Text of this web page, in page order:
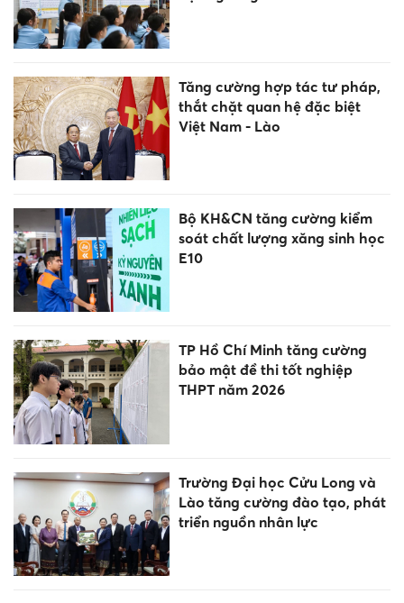
Tăng cường hợp tác tư pháp,
thắt chặt quan hệ đặc biệt
Việt Nam - Lào
Bộ KH&CN tăng cường kiểm
soát chất lượng xăng sinh học
E10
TP Hồ Chí Minh tăng cường
bảo mật đề thi tốt nghiệp
THPT năm 2026
Trường Đại học Cửu Long và
Lào tăng cường đào tạo, phát
triển nguồn nhân lực